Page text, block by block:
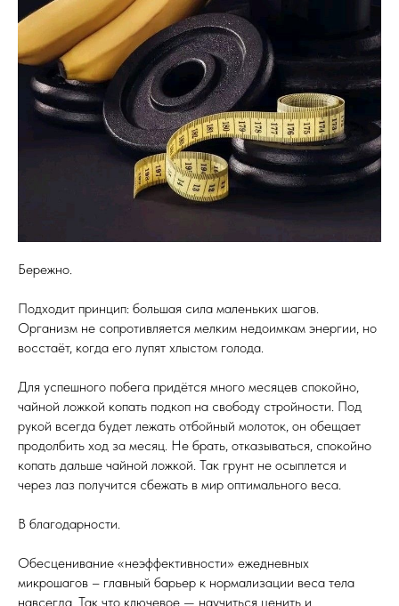
Бережно.
Подходит принцип: большая сила маленьких шагов.
Организм не сопротивляется мелким недоимкам энергии, но
восстаёт, когда его лупят хлыстом голода.
Для успешного побега придётся много месяцев спокойно,
чайной ложкой копать подкоп на свободу стройности. Под
рукой всегда будет лежать отбойный молоток, он обещает
продолбить ход за месяц. Не брать, отказываться, спокойно
копать дальше чайной ложкой. Так грунт не осыплется и
через лаз получится сбежать в мир оптимального веса.
В благодарности.
Обесценивание «неэффективности» ежедневных
микрошагов – главный барьер к нормализации веса тела
навсегда. Так что ключевое — научиться ценить и